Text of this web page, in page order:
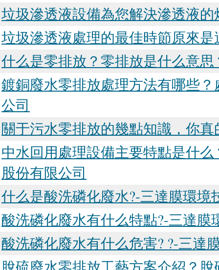
垃圾滲透液設備為您解決滲透液
垃圾滲透液處理的最佳時節原來
什么是零排放？零排放是什么意
鍍銅廢水零排放處理方法有哪些
公司
關于污水零排放的幾點知識，你
中水回用處理設備主要特點是什
股份有限公司
什么是酸洗磷化廢水?-三達膜環境
酸洗磷化廢水有什么特點?-三達膜
酸洗磷化廢水有什么危害? ?-三達